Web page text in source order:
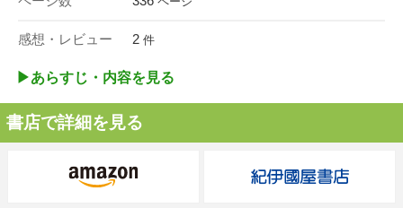
感想・レビュー 2 件
▶︎あらすじ・内容を見る
書店で詳細を見る